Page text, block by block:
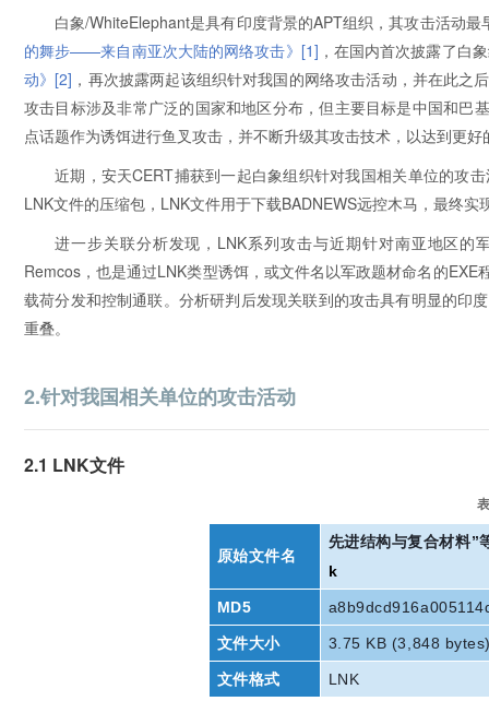
白象/WhiteElephant是具有印度背景的APT组织，其攻击活动
的舞步——来自南亚次大陆的网络攻击》 [1] ，在国内首次披露了白
动》 [2] ，再次披露两起该组织针对我国的网络攻击活动，并在此
攻击目标涉及非常广泛的国家和地区分布，但主要目标是中国和巴
点话题作为诱饵进行鱼叉攻击，并不断升级其攻击技术，以达到更好
近期，安天CERT捕获到一起白象组织针对我国相关单位的攻
LNK文件的压缩包，LNK文件用于下载BADNEWS远控木马，最终
进一步关联分析发现，LNK系列攻击与近期针对南亚地区
Remcos，也是通过LNK类型诱饵，或文件名以军政题材命名的
载荷分发和控制通联。分析研判后发现关联到的攻击具有明显的印
重叠。
2.针对我国相关单位的攻击活动
2.1 LNK文件
原始文件名
先进结构与复合材料”
k
MD5
文件大小 3.75 KB (3,848
文件格式 LNK